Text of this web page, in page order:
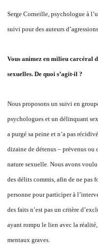
Serge Corneille, psychologue à
suivi pour des auteurs
Vous animez en milieu carcéral
sexuelles. De quoi s’agit-il ?
Nous proposons un suivi en
psychologues et un délinquant
a purgé sa peine et n’a pas
dizaine de détenus – prévenus
nature sexuelle. Nous avons
des délits commis, afin de ne pas
personne pour participer à
des faits n’est pas un critère
ayant rompu le lien avec la
mentaux graves.